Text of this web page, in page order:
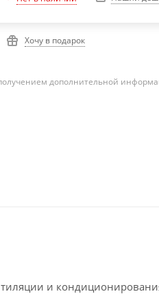
Хочу в подарок
дополнительной
и